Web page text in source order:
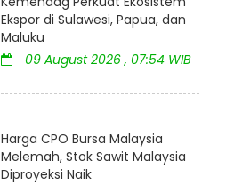
Ekspor di Sulawesi, Papua, dan
Maluku
09 August 2026 , 07:54 WIB
Harga CPO Bursa Malaysia
Melemah, Stok Sawit Malaysia
Diproyeksi Naik